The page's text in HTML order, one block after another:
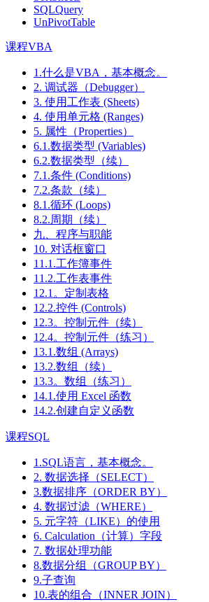
SQLQuery
UnPivotTable
课程VBA
1.什么是VBA，基本概念。
2. 调试器（Debugger）
3. 使用工作表 (Sheets)
4. 使用单元格 (Ranges)
5. 属性（Properties）
6.1.数据类型 (Variables)
6.2.数据类型（续）
7.1.条件 (Conditions)
7.2.条款（续）
8.1.循环 (Loops)
8.2.周期（续）
九、程序与职能
10. 对话框窗口
11.1.工作簿事件
11.2.工作表事件
12.1。定制表格
12.2.控件 (Controls)
12.3。控制元件（续）
12.4。控制元件（练习）
13.1.数组 (Arrays)
13.2.数组（续）
13.3。数组（练习）
14.1.使用 Excel 函数
14.2.创建自定义函数
课程SQL
1.SQL语言，基本概念。
2. 数据选择（SELECT）
3.数据排序（ORDER BY）
4. 数据过滤（WHERE）
5. 元字符（LIKE）的使用
6. Calculation（计算）字段
7. 数据处理功能
8.数据分组（GROUP BY）
9.子查询
10.表的组合（INNER JOIN）